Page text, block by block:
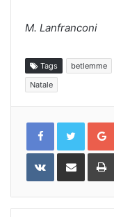
M. Lanfranconi
Tags betlemme
Natale
VKontakteShare
Email